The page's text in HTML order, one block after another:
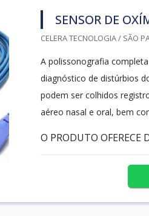
SENSOR DE
CELERA TECNOLOGIA / SÃO
A polissonografia
diagnóstico de distúrbios
podem ser colhidos
aéreo nasal e oral, bem
O PRODUTO OFERECE